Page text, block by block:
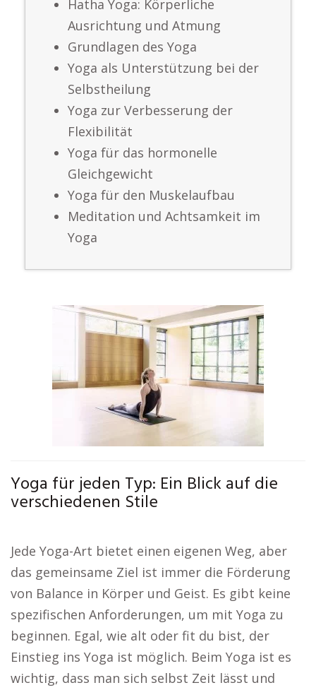
Hatha Yoga: Körperliche
Ausrichtung und Atmung
Grundlagen des Yoga
Yoga als Unterstützung bei der
Selbstheilung
Yoga zur Verbesserung der
Flexibilität
Yoga für das hormonelle
Gleichgewicht
Yoga für den Muskelaufbau
Meditation und Achtsamkeit im
Yoga
Yoga für jeden Typ: Ein Blick auf die
verschiedenen Stile
Jede Yoga-Art bietet einen eigenen Weg, aber
das gemeinsame Ziel ist immer die Förderung
von Balance in Körper und Geist. Es gibt keine
spezifischen Anforderungen, um mit Yoga zu
beginnen. Egal, wie alt oder fit du bist, der
Einstieg ins Yoga ist möglich. Beim Yoga ist es
wichtig, dass man sich selbst Zeit lässt und